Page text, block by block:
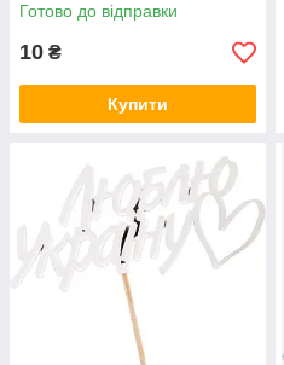
Готово до відправки
10 ₴
Купити